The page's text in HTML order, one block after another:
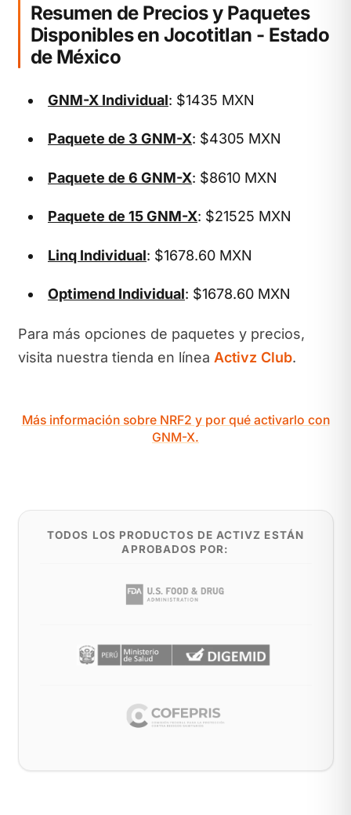
Resumen de Precios y Paquetes
Disponibles en Jocotitlan - Estado
de México
GNM-X Individual: $1435 MXN
Paquete de 3 GNM-X: $4305 MXN
Paquete de 6 GNM-X: $8610 MXN
Paquete de 15 GNM-X: $21525 MXN
Linq Individual: $1678.60 MXN
Optimend Individual: $1678.60 MXN
Para más opciones de paquetes y precios,
visita nuestra tienda en línea Activz Club.
Más información sobre NRF2 y por qué activarlo con
GNM-X.
TODOS LOS PRODUCTOS DE ACTIVZ ESTÁN
APROBADOS POR: